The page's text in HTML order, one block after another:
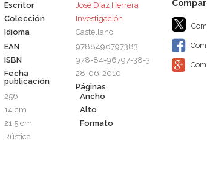
Escritor
José Díaz Herrera
Colección
Investigación
Idioma
Castellano
EAN
9788496797383
ISBN
978-84-96797-38-3
Fecha
publicación
28-06-2010
Páginas
256
Ancho
14 cm
Alto
21,5 cm
Formato
Rústica